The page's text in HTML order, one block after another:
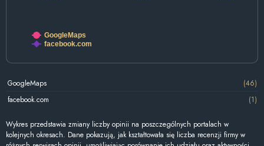
GoogleMaps
facebook.com
GoogleMaps
(46)
facebook.com
(1)
Wykres przedstawia zmiany liczby opinii na poszczególnych portalach w
kolejnych okresach. Dane pokazują, jak kształtowała się liczba recenzji firmy w